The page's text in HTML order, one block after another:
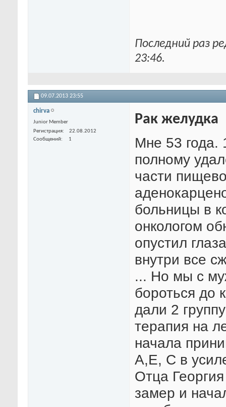
Последний раз
23:46.
09.07.2013 23:55
chirva
Junior Member
Регистрация
22.08.2012
Сообщений
1
Рак желудка
Мне 53 года.
полному
части
больницы в
онкологом
опустил
внутри все
... Но мы с
бороться до
дали 2
терапия на
начала
А,Е, С в
Отца
замер и